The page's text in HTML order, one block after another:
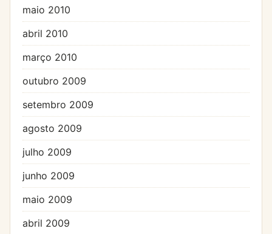
maio 2010
abril 2010
março 2010
outubro 2009
setembro 2009
agosto 2009
julho 2009
junho 2009
maio 2009
abril 2009